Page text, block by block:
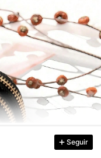
Seguir